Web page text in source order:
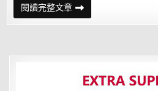
閱讀完整文章不
取
貨
黃
0973258816